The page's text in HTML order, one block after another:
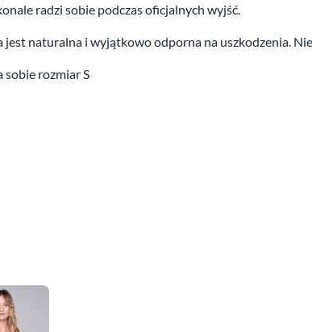
radzi sobie podczas oficjalnych wyjść.
naturalna i wyjątkowo odporna na uszkodzenia.
sobie rozmiar S